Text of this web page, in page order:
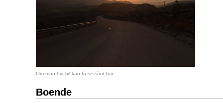
Om man hyr bil kan få se sånt här
Boende